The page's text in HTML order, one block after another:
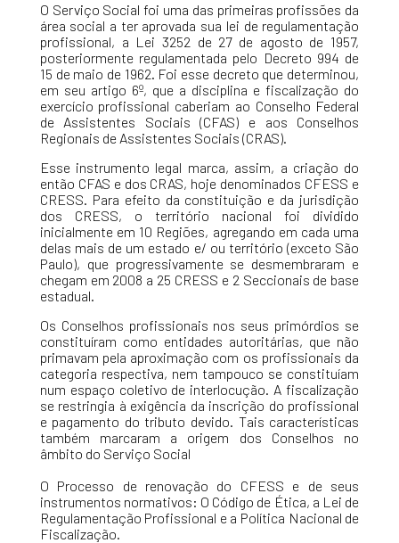
O Serviço Social foi uma das primeiras profissões da
área social a ter aprovada sua lei de regulamentação
profissional, a Lei 3252 de 27 de agosto de 1957,
posteriormente regulamentada pelo Decreto 994 de
15 de maio de 1962. Foi esse decreto que determinou,
em seu artigo 6º, que a disciplina e fiscalização do
exercício profissional caberiam ao Conselho Federal
de Assistentes Sociais (CFAS) e aos Conselhos
Regionais de Assistentes Sociais (CRAS).
Esse instrumento legal marca, assim, a criação do
então CFAS e dos CRAS, hoje denominados CFESS e
CRESS. Para efeito da constituição e da jurisdição
dos CRESS, o território nacional foi dividido
inicialmente em 10 Regiões, agregando em cada uma
delas mais de um estado e/ ou território (exceto São
Paulo), que progressivamente se desmembraram e
chegam em 2008 a 25 CRESS e 2 Seccionais de base
estadual.
Os Conselhos profissionais nos seus primórdios se
constituíram como entidades autoritárias, que não
primavam pela aproximação com os profissionais da
categoria respectiva, nem tampouco se constituíam
num espaço coletivo de interlocução. A fiscalização
se restringia à exigência da inscrição do profissional
e pagamento do tributo devido. Tais características
também marcaram a origem dos Conselhos no
âmbito do Serviço Social
O Processo de renovação do CFESS e de seus
instrumentos normativos: O Código de Ética, a Lei de
Regulamentação Profissional e a Política Nacional de
Fiscalização.